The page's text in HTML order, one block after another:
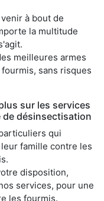
à bout de
la multitude
meilleures armes
sans risques
sur les services
désinsectisation
qui
famille contre les
disposition,
services, pour une
les fourmis.